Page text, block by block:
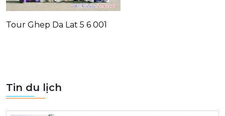
Tour Ghep Da Lat 5 6 001
Tin du lịch